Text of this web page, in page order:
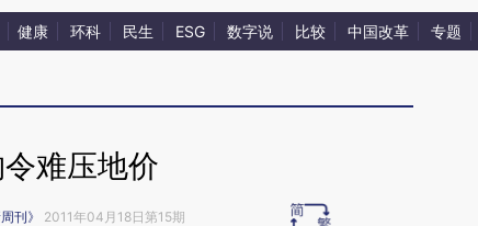
健康 环科 民生 ESG 数字说 比较 中国改革 专题
难压地价
刊》 2011年04月18日第15期